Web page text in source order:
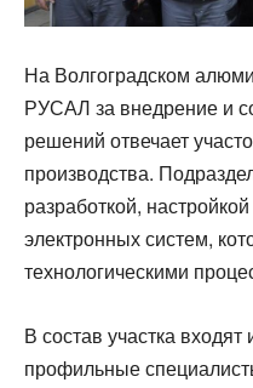
На Волгоградском
РУСАЛ за внедрение и
решений отвечает
производства.
разработкой,
электронных систем,
технологическими
В состав участка
профильные